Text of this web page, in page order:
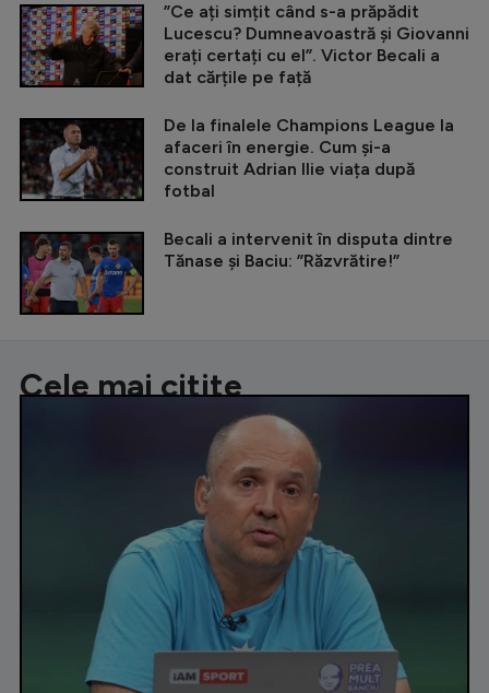
”Ce ați simțit când s-a prăpădit
Lucescu? Dumneavoastră și Giovanni
erați certați cu el”. Victor Becali a
dat cărțile pe față
De la finalele Champions League la
afaceri în energie. Cum și-a
construit Adrian Ilie viața după
fotbal
Becali a intervenit în disputa dintre
Tănase și Baciu: ”Răzvrătire!”
Cele mai citite